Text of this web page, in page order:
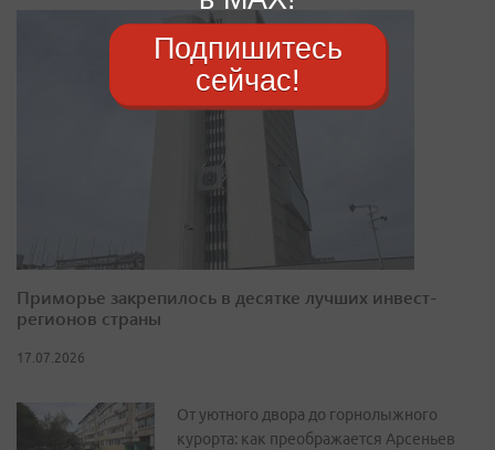
Приморье закрепилось в десятке лучших инвест-
регионов страны
17.07.2026
От уютного двора до горнолыжного
курорта: как преображается Арсеньев
Подпишитесь
сейчас!